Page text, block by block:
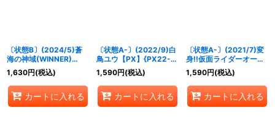
〔状態B〕(2024/5)蒼
海の神域(WINNER)
【-】{BSC32-009}
《青》
1,630円(税込)
カートに入れる
〔状態A-〕(2022/9)白
鳥ユウ【PX】{PX22-
04}《白》
1,590円(税込)
カートに入れる
〔状態A-〕(2021/7)変
身!!仮面ライダーオーズ
【CP】{CB17-CP03}
《青》
1,590円(税込)
カートに入れる